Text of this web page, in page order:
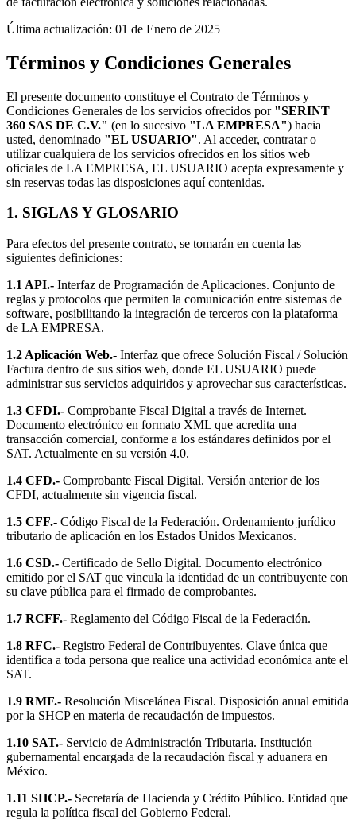
Última actualización: 01 de Enero de 2025
Términos y Condiciones Generales
El presente documento constituye el Contrato de Términos y
Condiciones Generales de los servicios ofrecidos por "SERINT
360 SAS DE C.V." (en lo sucesivo "LA EMPRESA") hacia
usted, denominado "EL USUARIO". Al acceder, contratar o
utilizar cualquiera de los servicios ofrecidos en los sitios web
oficiales de LA EMPRESA, EL USUARIO acepta expresamente y
sin reservas todas las disposiciones aquí contenidas.
1. SIGLAS Y GLOSARIO
Para efectos del presente contrato, se tomarán en cuenta las
siguientes definiciones:
1.1 API.- Interfaz de Programación de Aplicaciones. Conjunto de
reglas y protocolos que permiten la comunicación entre sistemas de
software, posibilitando la integración de terceros con la plataforma
de LA EMPRESA.
1.2 Aplicación Web.- Interfaz que ofrece Solución Fiscal / Solución
Factura dentro de sus sitios web, donde EL USUARIO puede
administrar sus servicios adquiridos y aprovechar sus características.
1.3 CFDI.- Comprobante Fiscal Digital a través de Internet.
Documento electrónico en formato XML que acredita una
transacción comercial, conforme a los estándares definidos por el
SAT. Actualmente en su versión 4.0.
1.4 CFD.- Comprobante Fiscal Digital. Versión anterior de los
CFDI, actualmente sin vigencia fiscal.
1.5 CFF.- Código Fiscal de la Federación. Ordenamiento jurídico
tributario de aplicación en los Estados Unidos Mexicanos.
1.6 CSD.- Certificado de Sello Digital. Documento electrónico
emitido por el SAT que vincula la identidad de un contribuyente con
su clave pública para el firmado de comprobantes.
1.7 RCFF.- Reglamento del Código Fiscal de la Federación.
1.8 RFC.- Registro Federal de Contribuyentes. Clave única que
identifica a toda persona que realice una actividad económica ante el
SAT.
1.9 RMF.- Resolución Miscelánea Fiscal. Disposición anual emitida
por la SHCP en materia de recaudación de impuestos.
1.10 SAT.- Servicio de Administración Tributaria. Institución
gubernamental encargada de la recaudación fiscal y aduanera en
México.
1.11 SHCP.- Secretaría de Hacienda y Crédito Público. Entidad que
regula la política fiscal del Gobierno Federal.